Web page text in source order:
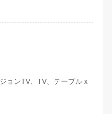
ョンTV、TV、テーブルｘ